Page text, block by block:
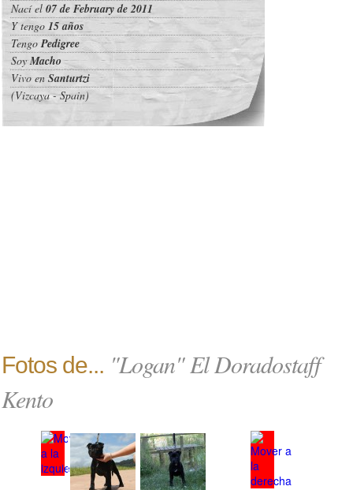
Nací el 07 de February de 2011
Y tengo 15 años
TengoPedigree
SoyMacho
Vivo enSanturtzi
(Vizcaya - Spain)
Fotos de... "Logan" El Doradostaff
Kento